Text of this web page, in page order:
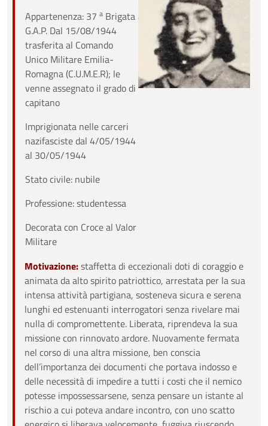
Appartenenza: 37 a Brigata
G.A.P. Dal 15/08/1944
trasferita al Comando
Unico Militare Emilia-
Romagna (C.U.M.E.R); le
venne assegnato il grado di
capitano
Imprigionata nelle carceri
nazifasciste dal 4/05/1944
al 30/05/1944
Stato civile: nubile
Professione: studentessa
Decorata con Croce al Valor
Militare
Motivazione:staffetta di eccezionali doti di coraggio e
animata da alto spirito patriottico, arrestata per la sua
intensa attività partigiana, sosteneva sicura e serena
lunghi ed estenuanti interrogatori senza rivelare mai
nulla di compromettente. Liberata, riprendeva la sua
missione con rinnovato ardore. Nuovamente fermata
nel corso di una altra missione, ben conscia
dell’importanza dei documenti che portava indosso e
delle necessità di impedire a tutti i costi che il nemico
potesse impossessarsene, senza pensare un istante al
rischio a cui poteva andare incontro, con uno scatto